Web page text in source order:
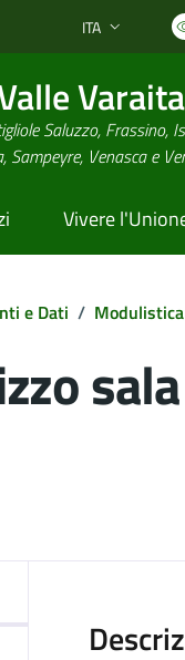
Lingua attiva:
ITA
Varaita
Saluzzo, Frassino,
Sampeyre, Venasca e
Vivere
e Dati / Modulistica